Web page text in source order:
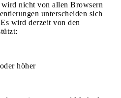
nicht von allen Browsern
unterscheiden sich
wird derzeit von den
höher